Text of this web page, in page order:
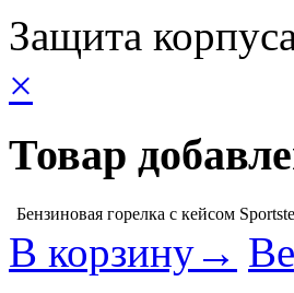
Защита
×
Товар
Бензиновая горелка с кейсом
В корзину→